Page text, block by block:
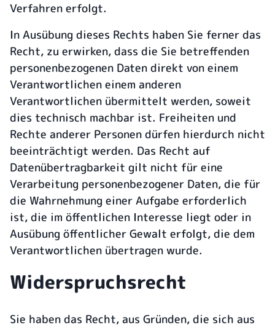
Verfahren erfolgt.
In Ausübung dieses Rechts haben Sie ferner das
Recht, zu erwirken, dass die Sie betreffenden
personenbezogenen Daten direkt von einem
Verantwortlichen einem anderen
Verantwortlichen übermittelt werden, soweit
dies technisch machbar ist. Freiheiten und
Rechte anderer Personen dürfen hierdurch nicht
beeinträchtigt werden. Das Recht auf
Datenübertragbarkeit gilt nicht für eine
Verarbeitung personenbezogener Daten, die für
die Wahrnehmung einer Aufgabe erforderlich
ist, die im öffentlichen Interesse liegt oder in
Ausübung öffentlicher Gewalt erfolgt, die dem
Verantwortlichen übertragen wurde.
Widerspruchsrecht
Sie haben das Recht, aus Gründen, die sich aus